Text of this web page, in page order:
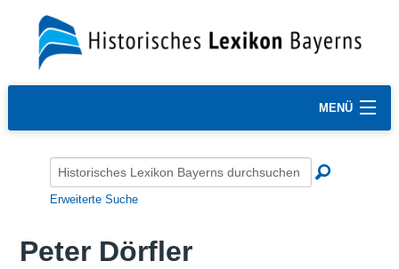
MENÜ
Erweiterte Suche
Peter Dörfler